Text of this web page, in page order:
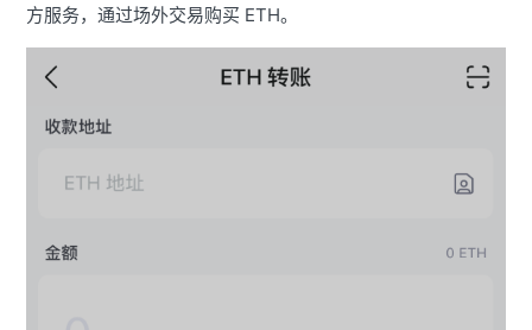
方服务，通过场外交易购买 ETH。